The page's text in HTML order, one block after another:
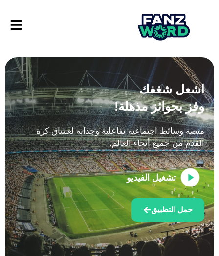
اشعل شغفك
وفز بجوائز مذهلة!
منصة وسائط اجتماعية تفاعلية وجذابة لعشاق كرة
القدم من جميع أنحاء العالم.
تشغيل الفيديو
حمل التطبيق